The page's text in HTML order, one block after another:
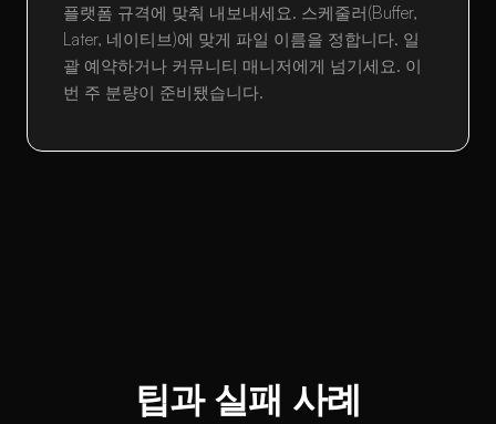
플랫폼 규격에 맞춰 내보내세요. 스케줄러(Buffer,
Later, 네이티브)에 맞게 파일 이름을 정합니다. 일
괄 예약하거나 커뮤니티 매니저에게 넘기세요. 이
번 주 분량이 준비됐습니다.
팁과 실패 사례